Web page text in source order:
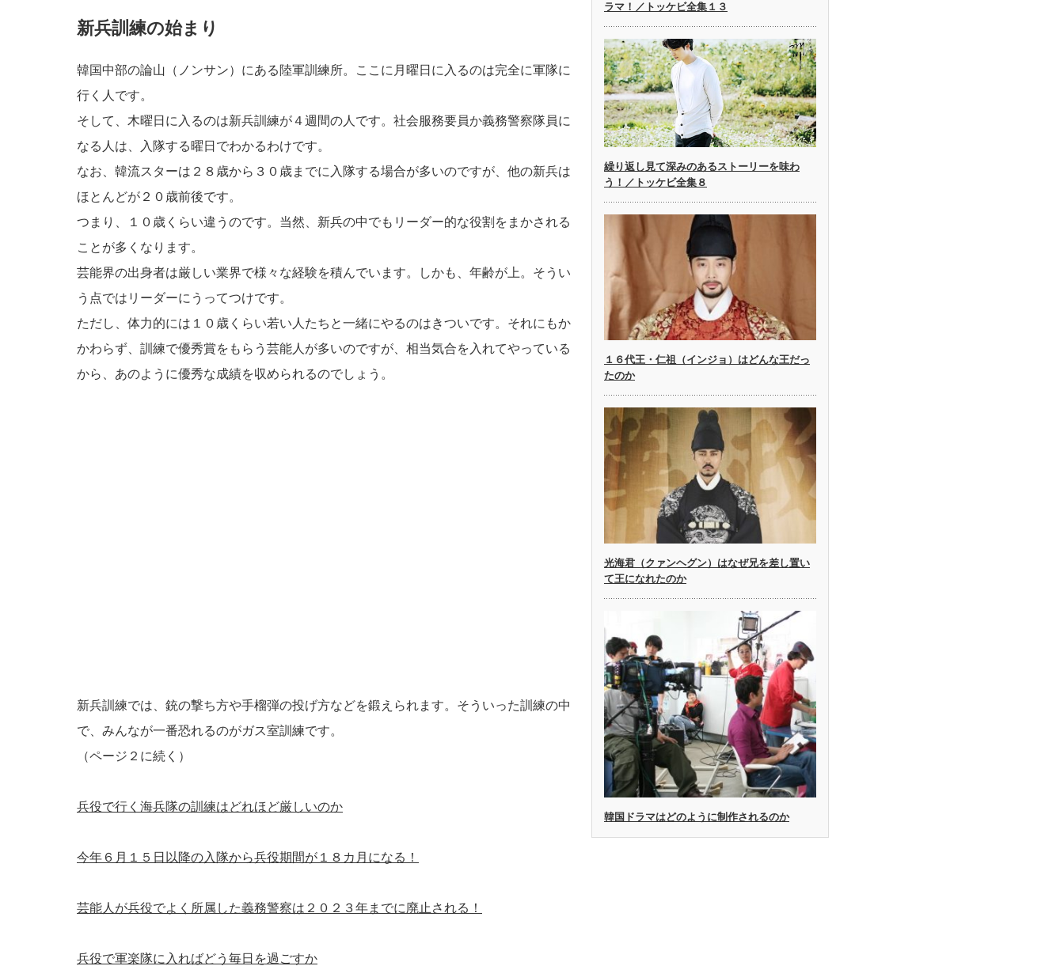
新兵訓練の始まり
韓国中部の論山（ノンサン）にある陸軍訓練所。ここに月曜日に入るのは完全に軍隊に
行く人です。
そして、木曜日に入るのは新兵訓練が４週間の人です。社会服務要員か義務警察隊員に
なる人は、入隊する曜日でわかるわけです。
なお、韓流スターは２８歳から３０歳までに入隊する場合が多いのですが、他の新兵は
ほとんどが２０歳前後です。
つまり、１０歳くらい違うのです。当然、新兵の中でもリーダー的な役割をまかされる
ことが多くなります。
芸能界の出身者は厳しい業界で様々な経験を積んでいます。しかも、年齢が上。そうい
う点ではリーダーにうってつけです。
ただし、体力的には１０歳くらい若い人たちと一緒にやるのはきついです。それにもか
かわらず、訓練で優秀賞をもらう芸能人が多いのですが、相当気合を入れてやっている
から、あのように優秀な成績を収められるのでしょう。
新兵訓練では、銃の撃ち方や手榴弾の投げ方などを鍛えられます。そういった訓練の中
で、みんなが一番恐れるのがガス室訓練です。
（ページ２に続く）
兵役で行く海兵隊の訓練はどれほど厳しいのか
今年６月１５日以降の入隊から兵役期間が１８カ月になる！
芸能人が兵役でよく所属した義務警察は２０２３年までに廃止される！
兵役で軍楽隊に入ればどう毎日を過ごすか
ラマ！／トッケビ全集１３
繰り返し見て深みのあるストーリーを味わ
う！／トッケビ全集８
１６代王・仁祖（インジョ）はどんな王だっ
たのか
光海君（クァンヘグン）はなぜ兄を差し置い
て王になれたのか
韓国ドラマはどのように制作されるのか